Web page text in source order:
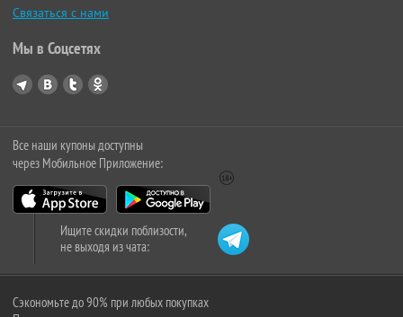
Связаться с нами
Мы в Соцсетях
Все наши купоны доступны
через Мобильное Приложение:
Ищите скидки поблизости,
не выходя из чата:
Сэкономьте до 90% при любых покупках